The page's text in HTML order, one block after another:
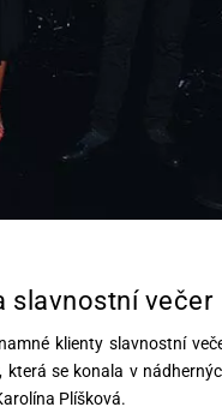
slavnostní večer
klienty slavnostní
se konala v
Plíšková.